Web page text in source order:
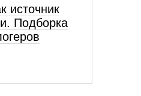
источник
Подборка